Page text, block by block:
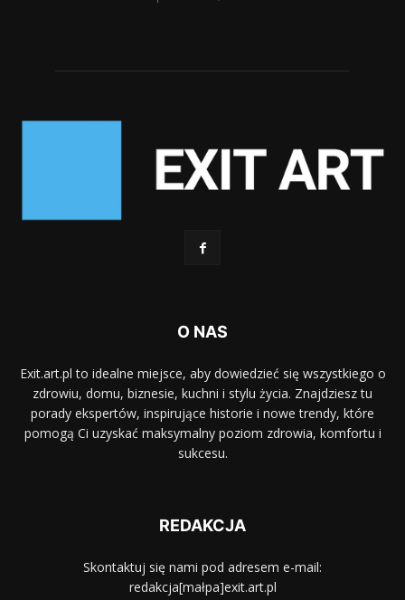
O NAS
Exit.art.pl to idealne miejsce, aby dowiedzieć się wszystkiego o
zdrowiu, domu, biznesie, kuchni i stylu życia. Znajdziesz tu
porady ekspertów, inspirujące historie i nowe trendy, które
pomogą Ci uzyskać maksymalny poziom zdrowia, komfortu i
sukcesu.
REDAKCJA
Skontaktuj się nami pod adresem e-mail:
redakcja[małpa]exit.art.pl